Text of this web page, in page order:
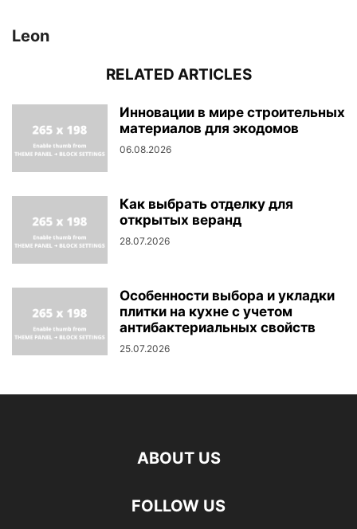
Leon
RELATED ARTICLES
Инновации в мире строительных
материалов для экодомов
06.08.2026
Как выбрать отделку для
открытых веранд
28.07.2026
Особенности выбора и укладки
плитки на кухне с учетом
антибактериальных свойств
25.07.2026
ABOUT US
FOLLOW US